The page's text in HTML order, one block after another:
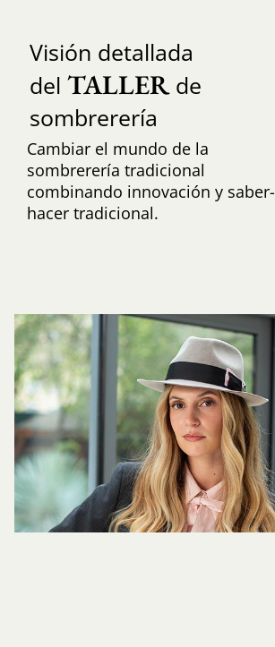
Visión detallada
del TALLERde
sombrerería
Cambiar el mundo de la
sombrerería tradicional
combinando innovación y saber-
hacer tradicional.